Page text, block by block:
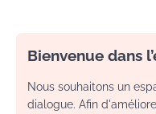
Bienvenue dans
Nous souhaitons un
dialogue. Afin